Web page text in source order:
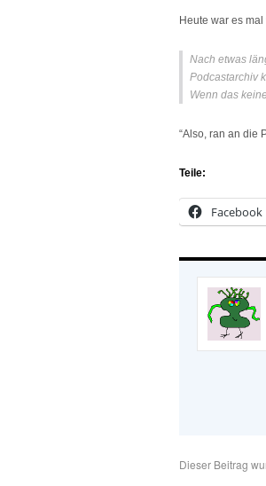
Heute war es
Nach etwas
Podcastarchiv
Wenn das
“Also, ran an die
Teile:
Facebook
Dieser Beitrag